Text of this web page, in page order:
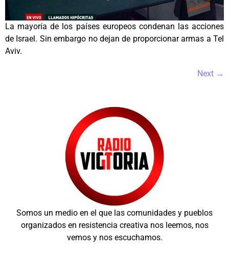
La mayoría de los países europeos condenan las acciones
de Israel. Sin embargo no dejan de proporcionar armas a Tel
Aviv.
Next →
Somos un medio en el que las comunidades y pueblos
organizados en resistencia creativa nos leemos, nos
vemos y nos escuchamos.